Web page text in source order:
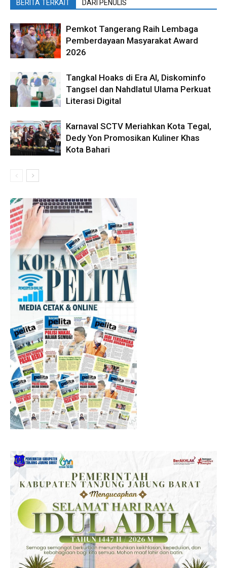
BERITA TERKAIT DARI PENULIS
Pemkot Tangerang Raih Lembaga
Pemberdayaan Masyarakat Award
2026
Tangkal Hoaks di Era AI, Diskominfo
Tangsel dan Nahdlatul Ulama Perkuat
Literasi Digital
Karnaval SCTV Meriahkan Kota Tegal,
Dedy Yon Promosikan Kuliner Khas
Kota Bahari